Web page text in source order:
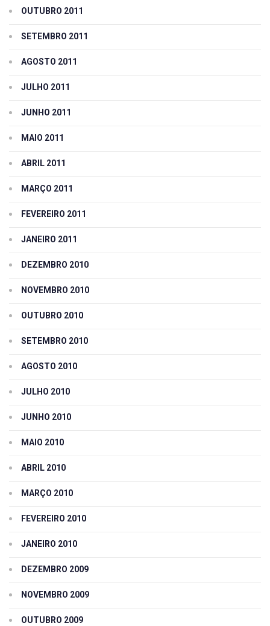
OUTUBRO 2011
SETEMBRO 2011
AGOSTO 2011
JULHO 2011
JUNHO 2011
MAIO 2011
ABRIL 2011
MARÇO 2011
FEVEREIRO 2011
JANEIRO 2011
DEZEMBRO 2010
NOVEMBRO 2010
OUTUBRO 2010
SETEMBRO 2010
AGOSTO 2010
JULHO 2010
JUNHO 2010
MAIO 2010
ABRIL 2010
MARÇO 2010
FEVEREIRO 2010
JANEIRO 2010
DEZEMBRO 2009
NOVEMBRO 2009
OUTUBRO 2009